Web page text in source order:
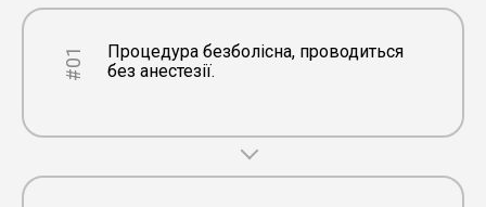
#01
Процедура безболісна, проводиться
без анестезії.